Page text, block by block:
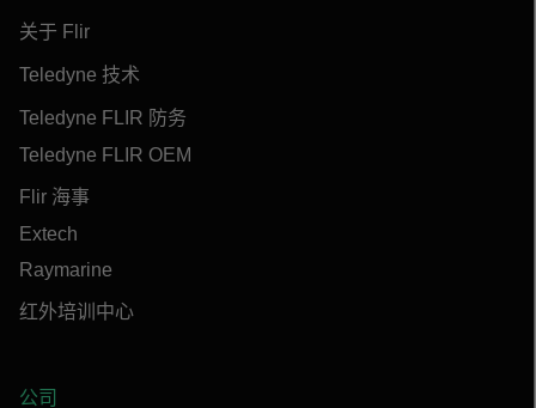
关于 Flir
Teledyne 技术
Teledyne FLIR 防务
Teledyne FLIR OEM
Flir 海事
Extech
Raymarine
红外培训中心
公司